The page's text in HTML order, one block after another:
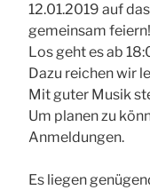
12.01.2019 auf
gemeinsam feiern!
Los geht es ab
Dazu reichen wir
Mit guter Musik
Um planen zu
Anmeldungen.
Es liegen